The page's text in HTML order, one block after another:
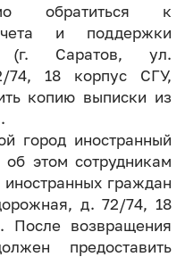
обратиться к
и поддержки
(г. Саратов, ул.
74, 18 корпус СГУ,
копию выписки из
город иностранный
этом сотрудникам
граждан
д. 72/74, 18
После возвращения
предоставить